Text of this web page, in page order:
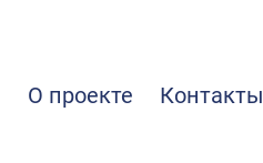
О проекте Контакты